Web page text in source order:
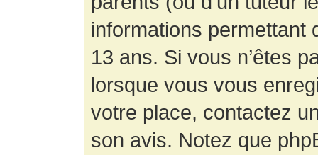
informations permettant
13 ans. Si vous n’êtes
lorsque vous vous
votre place, contactez
son avis. Notez que